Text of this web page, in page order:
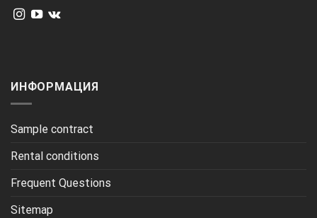
ИНФОРМАЦИЯ
Sample contract
Rental conditions
Frequent Questions
Sitemap